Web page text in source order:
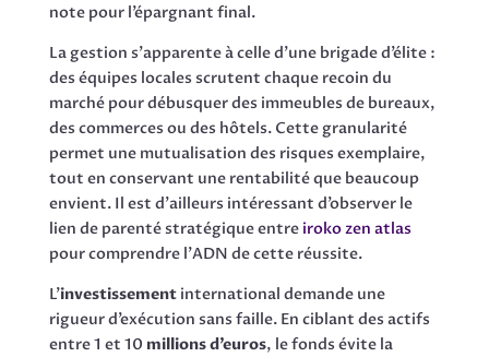
note pour l’épargnant final.
La gestion s’apparente à celle d’une brigade d’élite :
des équipes locales scrutent chaque recoin du
marché pour débusquer des immeubles de bureaux,
des commerces ou des hôtels. Cette granularité
permet une mutualisation des risques exemplaire,
tout en conservant une rentabilité que beaucoup
envient. Il est d’ailleurs intéressant d’observer le
lien de parenté stratégique entre iroko zen atlas
pour comprendre l’ADN de cette réussite.
L’investissementinternational demande une
rigueur d’exécution sans faille. En ciblant des actifs
entre 1 et 10 millions d’euros, le fonds évite la